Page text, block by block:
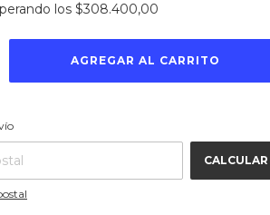
los $308.400,00
CALCULAR